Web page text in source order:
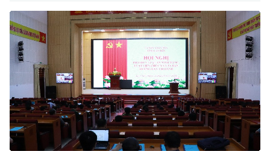
động phòng, chống ma túy năm 2026 với chủ đề
“Chung một quyết tâm xây dựng xã, phường không
ma túy”.